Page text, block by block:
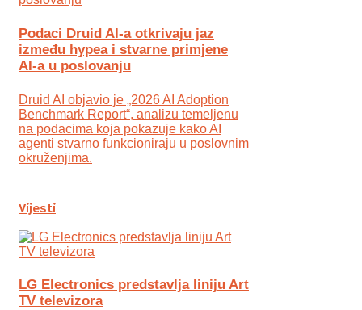
Podaci Druid AI-a otkrivaju jaz
između hypea i stvarne primjene
AI-a u poslovanju
Druid AI objavio je „2026 AI Adoption
Benchmark Report“, analizu temeljenu
na podacima koja pokazuje kako AI
agenti stvarno funkcioniraju u poslovnim
okruženjima.
Vijesti
LG Electronics predstavlja liniju Art
TV televizora